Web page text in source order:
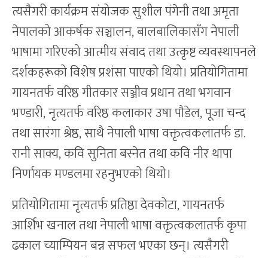
त्यसैगरी कार्यक्रम संयोजक सुशील पंगेनी तथा अमृता
नेपालको आकर्षक सञ्चालन, बालबालिकासँग नेपाली
भाषामा गरिएको आत्मीय संवाद तथा उत्कृष्ट व्यवस्थापनले
दर्शकहरूको विशेष प्रशंसा पाएको थियो। प्रतियोगितामा
गायनतर्फ वरिष्ठ गीतकार सञ्जीव प्रधान तथा भगवान
भण्डारी, नृत्यतर्फ वरिष्ठ कलाकार उषा पौडेल, पूजा चन्द
तथा सारंगा श्रेष्ठ, साथै नेपाली भाषा वक्तृत्वकलातर्फ डा.
रानी साक्य, कवि सुनिता बस्नेत तथा कवि नीर थापा
निर्णायक मण्डलमा रहनुभएको थियो।
प्रतियोगितामा नृत्यतर्फ प्रतिष्ठा देवकोटा, गायनतर्फ
आर्शिभ खनाल तथा नेपाली भाषा वक्तृत्वकलातर्फ कृपा
ढकाल च्याम्पियन बन्न सफल भएका छन्। त्यसैगरी